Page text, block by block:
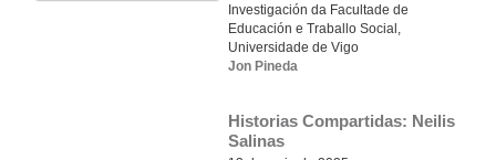
Investigación da Facultade de
Educación e Traballo Social,
Universidade de Vigo
Jon Pineda
Historias Compartidas: Neilis
Salinas